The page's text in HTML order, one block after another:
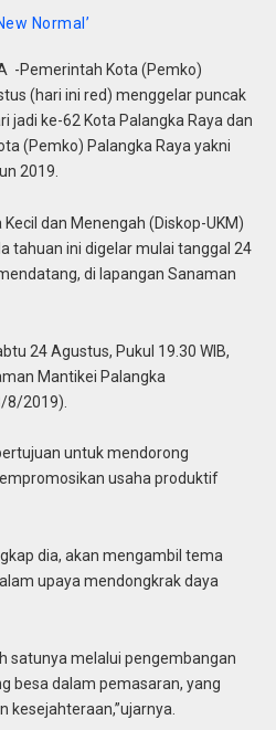
Normal’
-Pemerintah Kota (Pemko)
(hari ini red) menggelar puncak
jadi ke-62 Kota Palangka Raya dan
(Pemko) Palangka Raya yakni
2019.
Kecil dan Menengah (Diskop-UKM)
tahuan ini digelar mulai tanggal 24
di lapangan Sanaman
24 Agustus, Pukul 19.30 WIB,
Mantikei Palangka
8/2019).
untuk mendorong
usaha produktif
dia, akan mengambil tema
upaya mendongkrak daya
satunya melalui pengembangan
besa dalam pemasaran, yang
kesejahteraan,”ujarnya.